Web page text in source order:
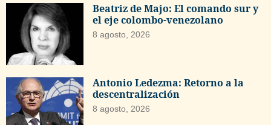
Beatriz de Majo: El comando sur y
el eje colombo-venezolano
8 agosto, 2026
Antonio Ledezma: Retorno a la
descentralización
8 agosto, 2026